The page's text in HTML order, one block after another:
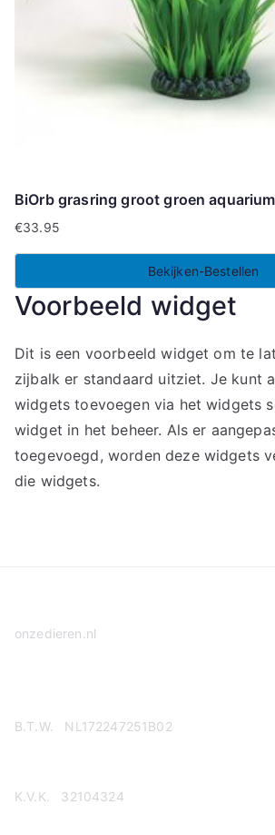
BiOrb grasring groot groen
€33.95
Bekijken-Bestellen
Voorbeeld widget
Dit is een voorbeeld widget om te
zijbalk er standaard uitziet. Je kunt
widgets toevoegen via het widgets
widget in het beheer. Als er
toegevoegd, worden deze widgets
die widgets.
onzedieren.nl
B.T.W. NL172247251B02
K.V.K. 32104324